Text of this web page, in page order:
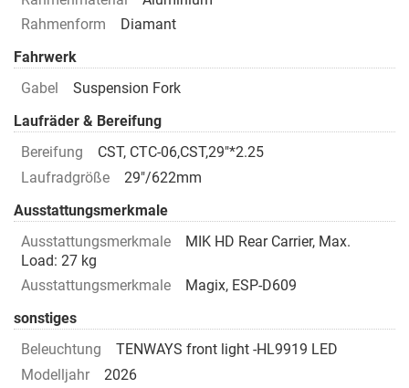
Rahmenform
Diamant
Fahrwerk
Gabel
Suspension Fork
Laufräder & Bereifung
Bereifung
CST, CTC-06,CST,29"*2.25
Laufradgröße
29"/622mm
Ausstattungsmerkmale
Ausstattungsmerkmale
MIK HD Rear Carrier, Max.
Load: 27 kg
Ausstattungsmerkmale
Magix, ESP-D609
sonstiges
Beleuchtung
TENWAYS front light -HL9919 LED
Modelljahr
2026